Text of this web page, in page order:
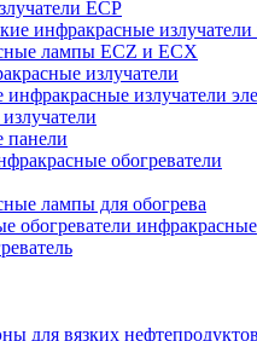
ECP
инфракрасные
лампы ECZ и ECX
излучатели
излучатели
панели
обогреватели
лампы для обогрева
обогреватели инфракрасные
для вязких нефтепродуктов